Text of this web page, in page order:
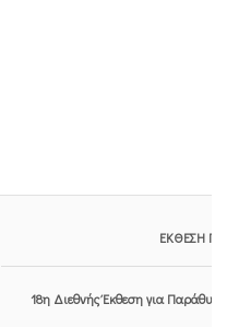
ΕΚΘΕΣΗ
18η Διεθνής Έκθεση για Παράθυρα,